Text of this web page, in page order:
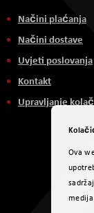
Načini plaćanja
Načini dostave
Uvjeti poslovanja
Kontakt
Upravljanje
Ova